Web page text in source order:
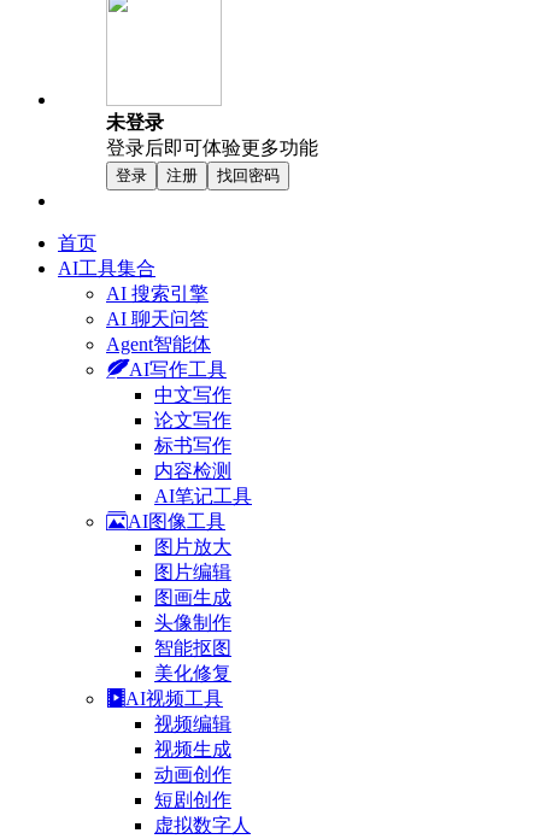
未登录
登录后即可体验更多功能
登录 注册 找回密码
首页
AI工具集合
AI 搜索引擎
AI 聊天问答
Agent智能体
AI写作工具
中文写作
论文写作
标书写作
内容检测
AI笔记工具
AI图像工具
图片放大
图片编辑
图画生成
头像制作
智能抠图
美化修复
AI视频工具
视频编辑
视频生成
动画创作
短剧创作
虚拟数字人